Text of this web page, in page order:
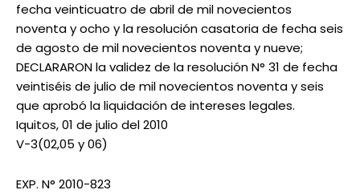
fecha veinticuatro de abril de mil novecientos
noventa y ocho y la resolución casatoria de fecha seis
de agosto de mil novecientos noventa y nueve;
DECLARARON la validez de la resolución N° 31 de fecha
veintiséis de julio de mil novecientos noventa y seis
que aprobó la liquidación de intereses legales.
Iquitos, 01 de julio del 2010
V-3(02,05 y 06)
EXP. N° 2010-823